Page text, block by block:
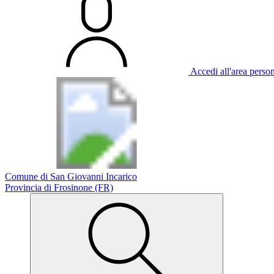
Accedi all'area
Comune di San Giovanni Incarico
Provincia di Frosinone (FR)